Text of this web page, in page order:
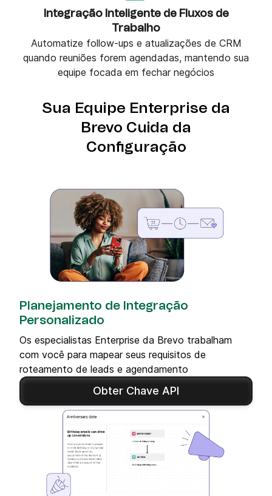
Integração Inteligente de Fluxos de
Trabalho
Automatize follow-ups e atualizações de CRM
quando reuniões forem agendadas, mantendo sua
equipe focada em fechar negócios
Sua Equipe Enterprise da
Brevo Cuida da
Configuração
Planejamento de Integração
Personalizado
Os especialistas Enterprise da Brevo trabalham
com você para mapear seus requisitos de
roteamento de leads e agendamento
Obter Chave API